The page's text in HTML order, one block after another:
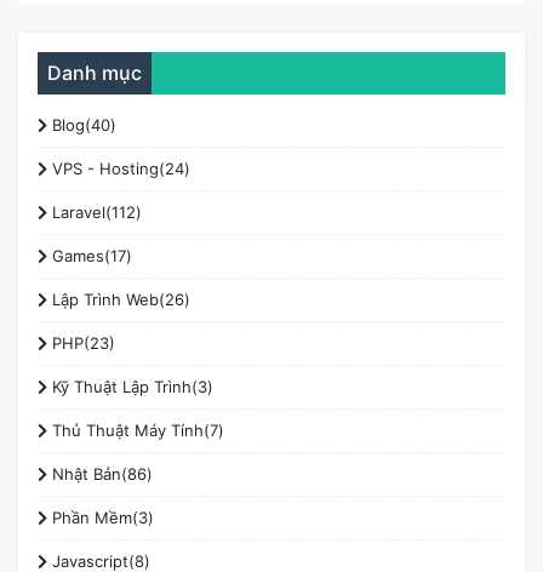
Danh mục
Blog(40)
VPS - Hosting(24)
Laravel(112)
Games(17)
Lập Trình Web(26)
PHP(23)
Kỹ Thuật Lập Trình(3)
Thủ Thuật Máy Tính(7)
Nhật Bản(86)
Phần Mềm(3)
Javascript(8)